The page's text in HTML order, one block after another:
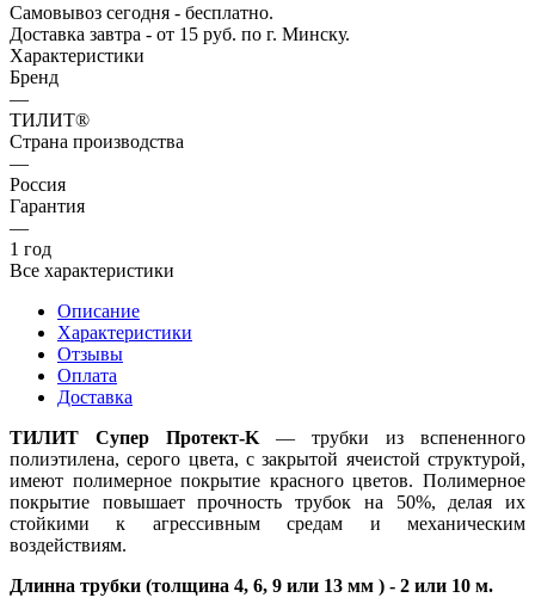
Самовывоз сегодня - бесплатно.
Доставка завтра - от 15 руб. по г. Минску.
Характеристики
Бренд
—
ТИЛИТ®
Страна производства
—
Россия
Гарантия
—
1 год
Все характеристики
Описание
Характеристики
Отзывы
Оплата
Доставка
ТИЛИТ Супер Протект-K — трубки из вспененного
полиэтилена, серого цвета, с закрытой ячеистой структурой,
имеют полимерное покрытие красного цветов. Полимерное
покрытие повышает прочность трубок на 50%, делая их
стойкими к агрессивным средам и механическим
воздействиям.
Длинна трубки (толщина 4, 6, 9 или 13 мм ) - 2 или 10 м.